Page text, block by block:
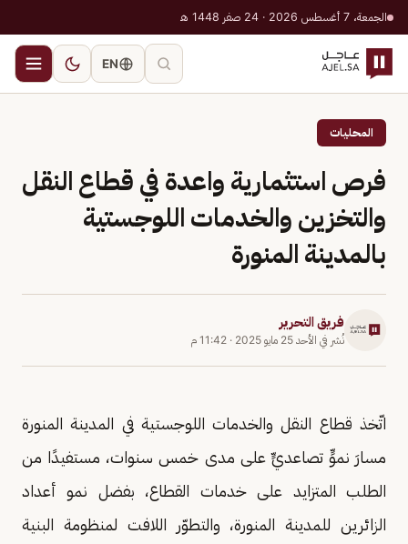
الجمعة، 7 أغسطس 2026 · 24 صفر 1448 هـ
EN
المحليات
فرص استثمارية واعدة في قطاع النقل
والتخزين والخدمات اللوجستية
بالمدينة المنورة
فريق التحرير
نُشر في الأحد 25 مايو 2025 · 11:42 م
اتّخذ قطاع النقل والخدمات اللوجستية في المدينة المنورة
مسارَ نموٍّ تصاعديٍّ على مدى خمس سنوات، مستفيدًا من
الطلب المتزايد على خدمات القطاع، بفضل نمو أعداد
الزائرين للمدينة المنورة، والتطوّر اللافت لمنظومة البنية